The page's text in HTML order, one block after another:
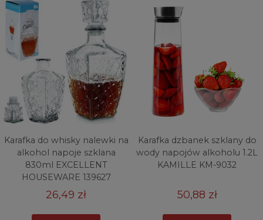
Karafka do whisky nalewki na
alkohol napoje szklana
830ml EXCELLENT
HOUSEWARE 139627
26,49 zł
Karafka dzbanek szklany do
wody napojów alkoholu 1.2L
KAMILLE KM-9032
50,88 zł